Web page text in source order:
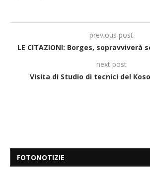
previous post
LE CITAZIONI: Borges, sopravviverà
next post
Visita di Studio di tecnici del
FOTONOTIZIE